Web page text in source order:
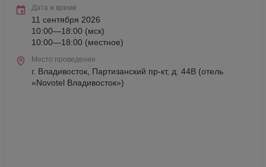
Дата и время
11 сентября 2026
10:00—18:00 (мск)
10:00—18:00 (местное)
Место проведения
г. Владивосток, Партизанский пр-кт, д. 44В (отель
«Novotel Владивосток»)